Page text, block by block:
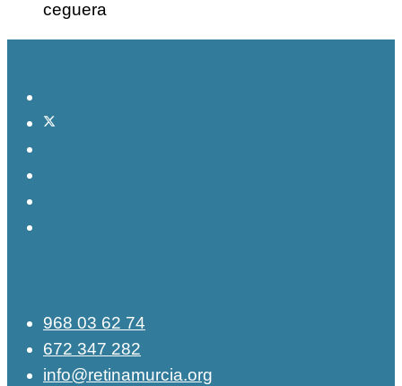
ceguera
968 03 62 74
672 347 282
info@retinamurcia.org